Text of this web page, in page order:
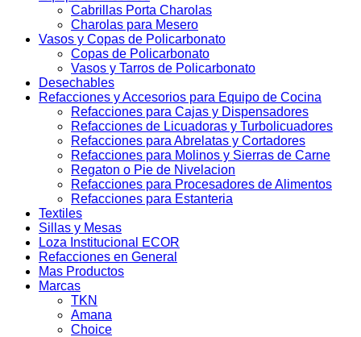
Cabrillas Porta Charolas
Charolas para Mesero
Vasos y Copas de Policarbonato
Copas de Policarbonato
Vasos y Tarros de Policarbonato
Desechables
Refacciones y Accesorios para Equipo de Cocina
Refacciones para Cajas y Dispensadores
Refacciones de Licuadoras y Turbolicuadores
Refacciones para Abrelatas y Cortadores
Refacciones para Molinos y Sierras de Carne
Regaton o Pie de Nivelacion
Refacciones para Procesadores de Alimentos
Refacciones para Estanteria
Textiles
Sillas y Mesas
Loza Institucional ECOR
Refacciones en General
Mas Productos
Marcas
TKN
Amana
Choice